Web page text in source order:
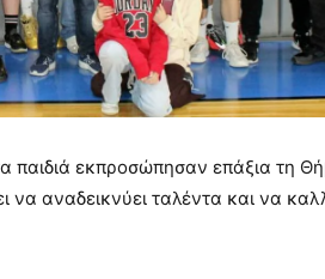
παιδιά εκπροσώπησαν επάξια τη
να αναδεικνύει ταλέντα και να